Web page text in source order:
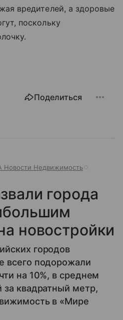
вредителей, а здоровые
поскольку
Поделиться
Новости Недвижимость
города
новостройки
городов
всего подорожали
на 10%, в среднем
квадратный метр,
в «Мире